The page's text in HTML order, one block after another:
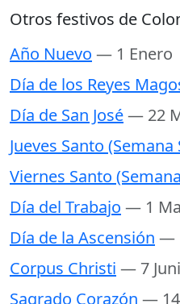
Otros festivos de
Año Nuevo — 1 Enero
Día de los Reyes
Día de San José— 22
Jueves Santo (Semana
Viernes Santo
Día del Trabajo — 1
Día de la Ascensión —
Corpus Christi — 7
Sagrado Corazón — 14